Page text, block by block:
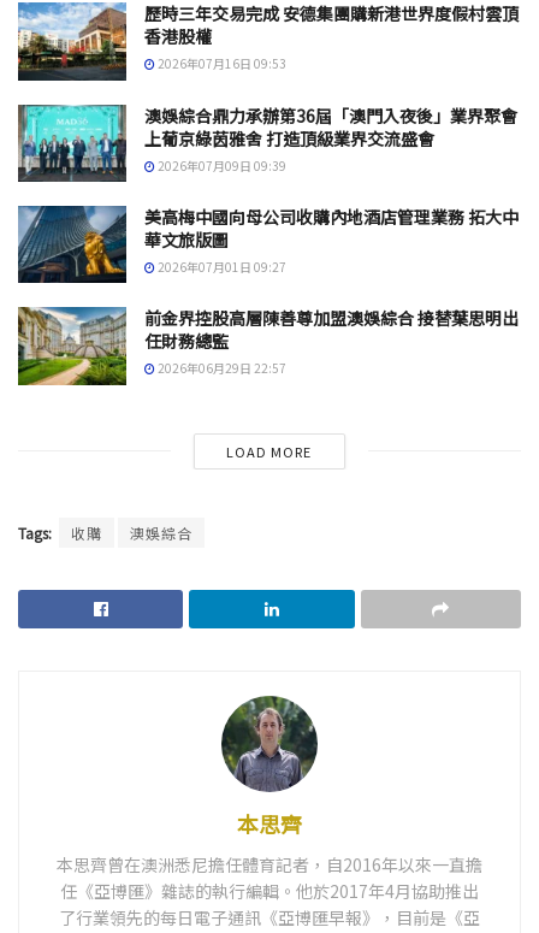
歷時三年交易完成 安德集團購新港世界度假村雲頂
香港股權
2026年07月16日 09:53
澳娛綜合鼎力承辦第36屆「澳門入夜後」業界聚會
上葡京綠茵雅舍 打造頂級業界交流盛會
2026年07月09日 09:39
美高梅中國向母公司收購內地酒店管理業務 拓大中
華文旅版圖
2026年07月01日 09:27
前金界控股高層陳善尊加盟澳娛綜合 接替葉思明出
任財務總監
2026年06月29日 22:57
LOAD MORE
Tags: 收購 澳娛綜合
本思齊
本思齊曾在澳洲悉尼擔任體育記者，自2016年以來一直擔
任《亞博匯》雜誌的執行編輯。他於2017年4月協助推出
了行業領先的每日電子通訊《亞博匯早報》，目前是《亞